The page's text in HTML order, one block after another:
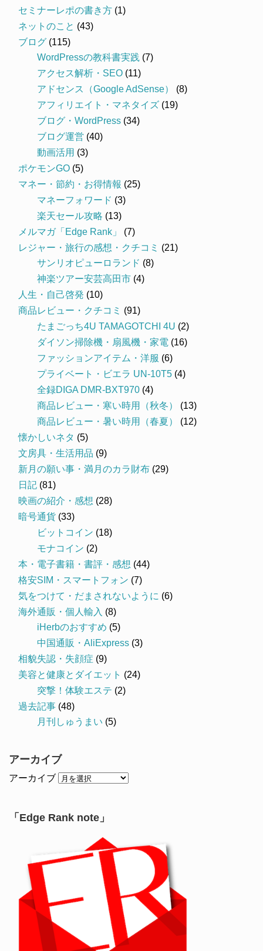
セミナーレポの書き方 (1)
ネットのこと (43)
ブログ (115)
WordPressの教科書実践 (7)
アクセス解析・SEO (11)
アドセンス（Google AdSense）
(8)
アフィリエイト・マネタイズ (19)
ブログ・WordPress (34)
ブログ運営 (40)
動画活用 (3)
ポケモンGO (5)
マネー・節約・お得情報 (25)
マネーフォワード (3)
楽天セール攻略 (13)
メルマガ「Edge Rank」
(7)
レジャー・旅行の感想・クチコミ (21)
サンリオピューロランド (8)
神楽ツアー安芸高田市 (4)
人生・自己啓発 (10)
商品レビュー・クチコミ (91)
たまごっち4U TAMAGOTCHI 4U (2)
ダイソン掃除機・扇風機・家電 (16)
ファッションアイテム・洋服 (6)
プライベート・ビエラ UN-10T5 (4)
全録DIGA DMR-BXT970 (4)
商品レビュー・寒い時用（秋冬）
(13)
商品レビュー・暑い時用（春夏）
(12)
懐かしいネタ (5)
文房具・生活用品 (9)
新月の願い事・満月のカラ財布 (29)
日記 (81)
映画の紹介・感想 (28)
暗号通貨 (33)
ビットコイン (18)
モナコイン (2)
本・電子書籍・書評・感想 (44)
格安SIM・スマートフォン (7)
気をつけて・だまされないように (6)
海外通販・個人輸入 (8)
iHerbのおすすめ (5)
中国通販・AliExpress (3)
相貌失認・失顔症 (9)
美容と健康とダイエット (24)
突撃！体験エステ (2)
過去記事 (48)
月刊しゅうまい (5)
アーカイブ
アーカイブ
「Edge Rank note」